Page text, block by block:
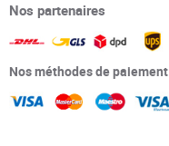
Nos partenaires
Nos méthodes de paiement